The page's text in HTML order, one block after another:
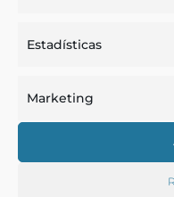
Estadísticas
Marketing
Almacén de
Maisch, Teodoro
Las Palmas de G.C. -